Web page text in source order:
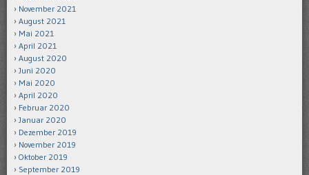
November 2021
August 2021
Mai 2021
April 2021
August 2020
Juni 2020
Mai 2020
April 2020
Februar 2020
Januar 2020
Dezember 2019
November 2019
Oktober 2019
September 2019